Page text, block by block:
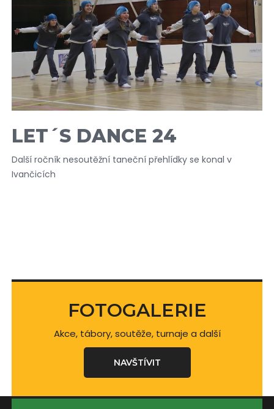
LET´S DANCE 24
Další ročník nesoutěžní taneční přehlídky se konal v
Ivančicích
FOTOGALERIE
Akce, tábory, soutěže, turnaje a další
NAVŠTÍVIT